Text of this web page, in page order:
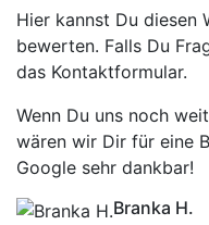
Hier kannst Du diesen
bewerten. Falls Du
das Kontaktformular.
Wenn Du uns noch
wären wir Dir für eine
Google sehr dankbar!
Branka H.